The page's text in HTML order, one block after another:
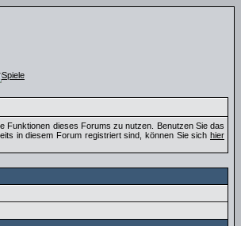
Funktionen dieses Forums zu nutzen. Benutzen Sie das
in diesem Forum registriert sind, können Sie sichhier